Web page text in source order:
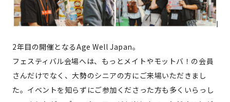
2年目の開催となるAge Well Japan。
フェスティバル会場へは、もっとメイトやモットバ！の会員
さんだけでなく、大勢のシニアの方にご来場いただきまし
た。イベントを知らずにご参加くださった方も多くいらっし